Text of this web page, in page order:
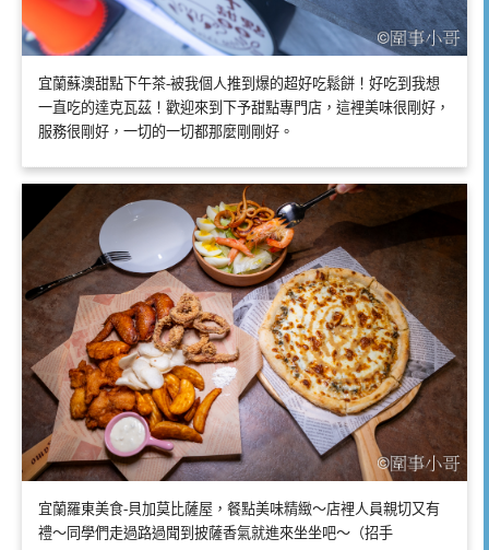
宜蘭蘇澳甜點下午茶-被我個人推到爆的超好吃鬆餅！好吃到我想
一直吃的達克瓦茲！歡迎來到下予甜點專門店，這裡美味很剛好，
服務很剛好，一切的一切都那麼剛剛好。
宜蘭羅東美食-貝加莫比薩屋，餐點美味精緻～店裡人員親切又有
禮～同學們走過路過聞到披薩香氣就進來坐坐吧～（招手